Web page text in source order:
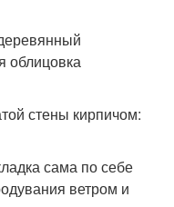
стены кирпичом:
сама по себе
ветром и